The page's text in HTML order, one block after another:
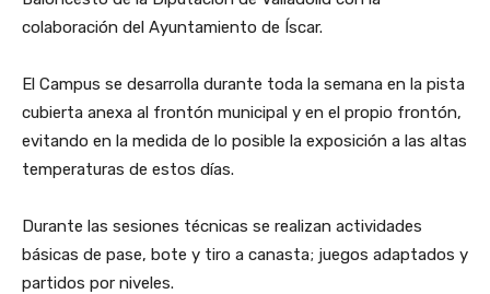
colaboración del Ayuntamiento de Íscar.
El Campus se desarrolla durante toda la semana en la pista
cubierta anexa al frontón municipal y en el propio frontón,
evitando en la medida de lo posible la exposición a las altas
temperaturas de estos días.
Durante las sesiones técnicas se realizan actividades
básicas de pase, bote y tiro a canasta; juegos adaptados y
partidos por niveles.